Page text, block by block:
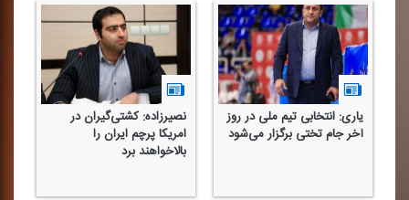
یاری: انتخابی تیم ملی در روز
آخر جام تختی برگزار می‌شود
نصیرزاده: كشتی‌گیران در
امریكا پرچم ایران را
بالا‌خواهند برد